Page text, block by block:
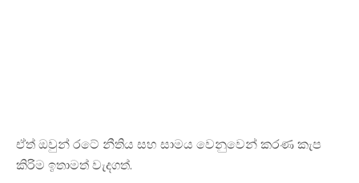
ඒත් ඔවුන් රටේ නීතිය සහ සාමය වෙනුවෙන් කරණ කැප
කිරිම ඉතාමත් වැදගත්.